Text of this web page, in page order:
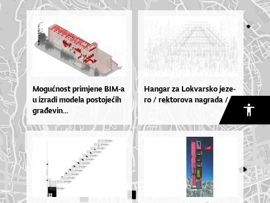
Mo­gu­ćno­st pri­mje­ne BI­M-a
u izra­di mo­de­la pos­to­je­ćih
gra­đe­vin...
Han­gar za Lo­kvar­sko je­ze­
ro / rek­to­ro­va na­gra­da /